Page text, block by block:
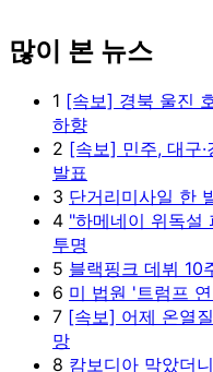
많이 본 뉴스
1 [속보] 경북 울진
하향
2 [속보] 민주, 대구
발표
3 단거리미사일 한
4 "하메네이 위독설
투명
5 블랙핑크 데뷔 10
6 미 법원 '트럼프
7 [속보] 어제 온열
망
8 캄보디아 막았더